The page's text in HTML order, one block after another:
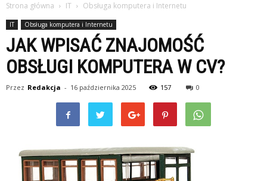
Strona główna IT Obsługa komputera i Internetu
IT Obsługa komputera i Internetu
JAK WPISAĆ ZNAJOMOŚĆ
OBSŁUGI KOMPUTERA W CV?
Przez Redakcja - 16 października 2025 157 0